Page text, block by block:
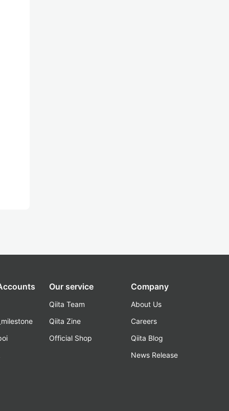
Our service
Qiita Team
Qiita Zine
Official Shop
Company
About Us
Careers
Qiita Blog
News Release